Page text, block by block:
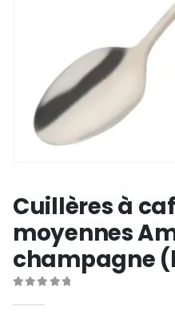
Cuillères à
moyennes
champagne